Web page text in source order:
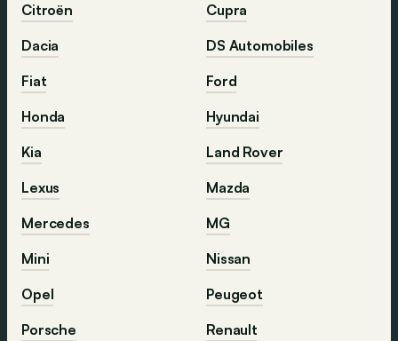
Citroën
Cupra
Dacia
DS Automobiles
Fiat
Ford
Honda
Hyundai
Kia
Land Rover
Lexus
Mazda
Mercedes
MG
Mini
Nissan
Opel
Peugeot
Porsche
Renault